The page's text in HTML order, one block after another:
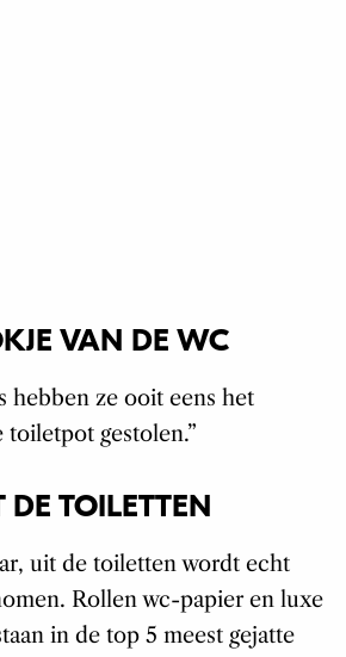
VAN DE WC
hebben ze ooit eens het
gestolen.”
DE TOILETTEN
uit de toiletten wordt echt
Rollen wc-papier en luxe
in de top 5 meest gejatte